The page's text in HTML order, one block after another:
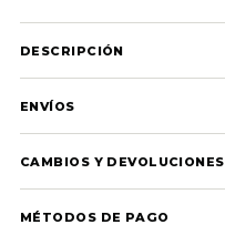
DESCRIPCIÓN
ENVÍOS
CAMBIOS Y DEVOLUCIONES
MÉTODOS DE PAGO